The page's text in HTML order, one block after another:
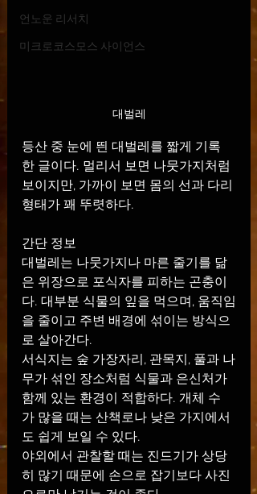
언노운 리서치
미크로코스모스 사이언스
대벌레
등산 중 눈에 띈 대벌레를 짧게 기록
한 글이다. 멀리서 보면 나뭇가지처럼
보이지만, 가까이 보면 몸의 선과 다리
형태가 꽤 뚜렷하다.
간단 정보
대벌레는 나뭇가지나 마른 줄기를 닮
은 위장으로 포식자를 피하는 곤충이
다. 대부분 식물의 잎을 먹으며, 움직임
을 줄이고 주변 배경에 섞이는 방식으
로 살아간다.
서식지는 숲 가장자리, 관목지, 풀과 나
무가 섞인 장소처럼 식물과 은신처가
함께 있는 환경이 적합하다. 개체 수
가 많을 때는 산책로나 낮은 가지에서
도 쉽게 보일 수 있다.
야외에서 관찰할 때는 진드기가 상당
히 많기 때문에 손으로 잡기보다 사진